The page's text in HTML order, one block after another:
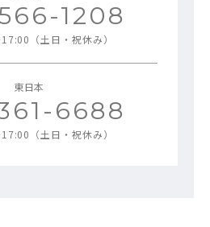
1208
（土日・祝休み）
東日本
6688
（土日・祝休み）